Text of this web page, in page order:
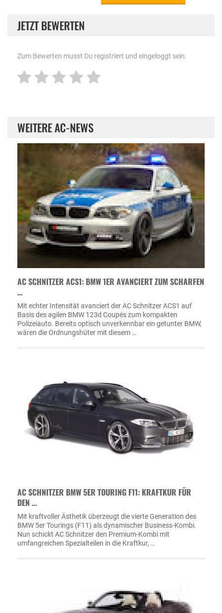
JETZT BEWERTEN
Zum Bewerten musst Du registriert und eingeloggt sein.
WEITERE AC-NEWS
AC SCHNITZER ACS1: BMW 1ER AVANCIERT ZUM SCHARFEN
…
Mit echter Intensität avanciert der AC Schnitzer ACS1 auf
Basis des agilen BMW 123d Coupés zum kompakten
Polizeiauto. Bereits optisch unverkennbar ein getunter BMW,
wären die Ordnungshüter mit diesem …
AC SCHNITZER BMW 5ER TOURING F11: KRAFTKUR FÜR
DEN …
Mit kraftvoller Ästhetik überzeugt die vierte Generation des
BMW 5er Tourings (F11) als dynamischer Business-Kombi.
Nun schickt AC Schnitzer den Premium-Kombi mit
umfangreichen Spezialteilen in die Kraftkur, …